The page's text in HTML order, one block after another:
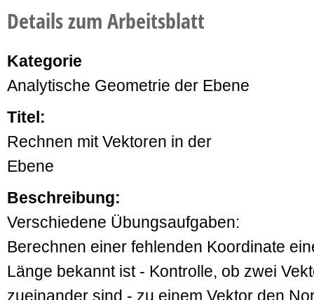
Details zum Arbeitsblatt
Kategorie
Analytische Geometrie der Ebene
Titel:
Rechnen mit Vektoren in der
Ebene
Beschreibung:
Verschiedene Übungsaufgaben:
Berechnen einer fehlenden Koordinate
Länge bekannt ist - Kontrolle, ob zwei
zueinander sind - zu einem Vektor den